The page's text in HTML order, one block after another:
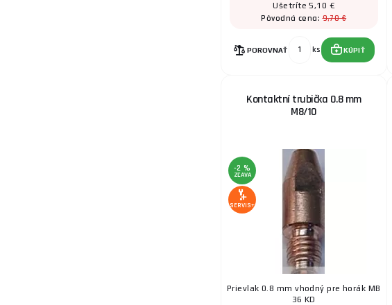
Ušetríte 5,10 €
Pôvodná cena:9,70 €
POROVNAŤ ks KÚPIŤ
Kontaktní trubička 0.8 mm
M8/10
-2 %
ZĽAVA
SERVIS+
Prievlak 0.8 mm vhodný pre horák MB
36 KD